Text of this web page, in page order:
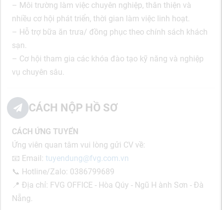
– Môi trường làm việc chuyên nghiệp, thân thiện và
nhiều cơ hội phát triển, thời gian làm việc linh hoạt.
– Hỗ trợ bữa ăn trưa/ đồng phục theo chính sách khách
sạn.
– Cơ hội tham gia các khóa đào tạo kỹ năng và nghiệp
vụ chuyên sâu.
CÁCH NỘP HỒ SƠ
CÁCH ỨNG TUYỂN
Ứng viên quan tâm vui lòng gửi CV về:
📧 Email: tuyendung@fvg.com.vn
📞 Hotline/Zalo: 0386799689
📍 Địa chỉ: FVG OFFICE - Hòa Qúy - Ngũ H ành Sơn - Đà
Nẵng.